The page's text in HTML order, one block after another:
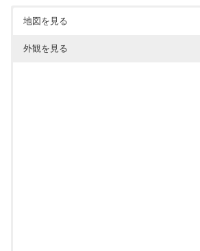
地図を見る
外観を見る